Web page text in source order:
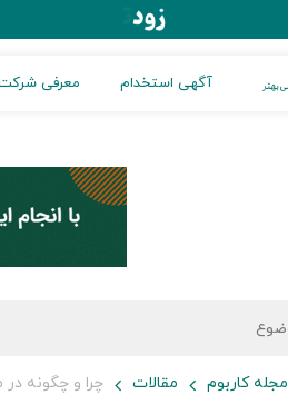
آگهی استخدام معرفی
مجله کاربوم مقالات چرا و چگونه